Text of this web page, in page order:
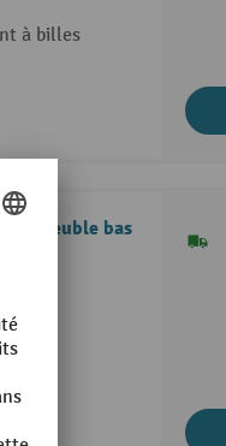
à billes
meuble bas